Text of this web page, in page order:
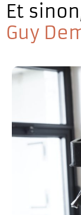
Team fan de
Les cookies
le contenu et
d'analyser
Et
Guy